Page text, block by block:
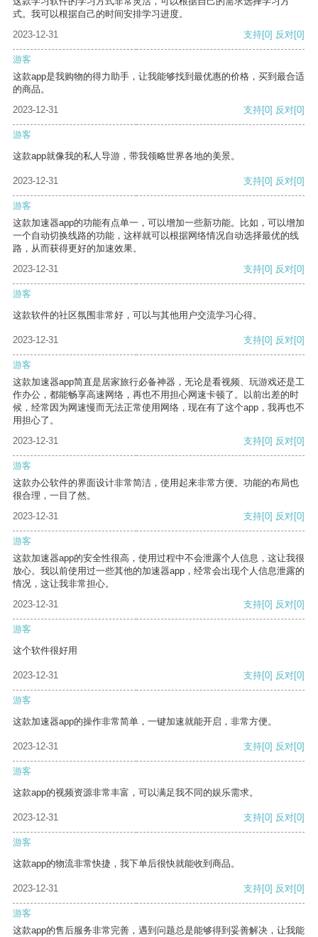
式。我可以根据自己的时间安排学习进度。
2023-12-31
支持[0] 反对[0]
游客
这款app是我购物的得力助手，让我能够找到最优惠的价格，买到最合适
的商品。
2023-12-31
支持[0] 反对[0]
游客
这款app就像我的私人导游，带我领略世界各地的美景。
2023-12-31 支持[0] 反对[0]
游客
这款加速器app的功能有点单一，可以增加一些新功能。比如，可以增加
一个自动切换线路的功能，这样就可以根据网络情况自动选择最优的线
路，从而获得更好的加速效果。
2023-12-31
支持[0] 反对[0]
游客
这款软件的社区氛围非常好，可以与其他用户交流学习心得。
2023-12-31 支持[0] 反对[0]
游客
这款加速器app简直是居家旅行必备神器，无论是看视频、玩游戏还是工
作办公，都能畅享高速网络，再也不用担心网速卡顿了。以前出差的时
候，经常因为网速慢而无法正常使用网络，现在有了这个app，我再也不
用担心了。
2023-12-31
支持[0] 反对[0]
游客
这款办公软件的界面设计非常简洁，使用起来非常方便。功能的布局也
很合理，一目了然。
2023-12-31
支持[0] 反对[0]
游客
这款加速器app的安全性很高，使用过程中不会泄露个人信息，这让我很
放心。我以前使用过一些其他的加速器app，经常会出现个人信息泄露的
情况，这让我非常担心。
2023-12-31
支持[0] 反对[0]
游客
这个软件很好用
2023-12-31 支持[0] 反对[0]
游客
这款加速器app的操作非常简单，一键加速就能开启，非常方便。
2023-12-31 支持[0] 反对[0]
游客
这款app的视频资源非常丰富，可以满足我不同的娱乐需求。
2023-12-31 支持[0] 反对[0]
游客
这款app的物流非常快捷，我下单后很快就能收到商品。
2023-12-31 支持[0] 反对[0]
游客
这款app的售后服务非常完善，遇到问题总是能够得到妥善解决，让我能